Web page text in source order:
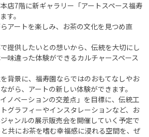
店7階に新ギャラリー「アートスペース福寿
す。
らアートを楽しみ、お茶の文化を見つめ直
提供したいとの想いから、伝統を大切にし
味違った体験ができるカルチャースペース
背景に、福寿園ならではのおもてなしやお
がら、アートの新しい体験ができます。
ノベーションの交差点」を目標に、伝統工
グラフィーやインスタレーションなど、お
ャンルの展示販売会を開催していく予定で
共にお茶を嗜む幸福感に浸れる空間を、ぜ